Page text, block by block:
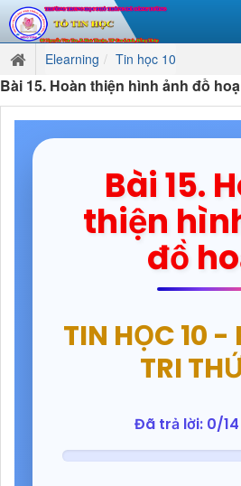
Elearning Tin học 10
Bài 15. Hoàn thiện hình ảnh đồ hoạ